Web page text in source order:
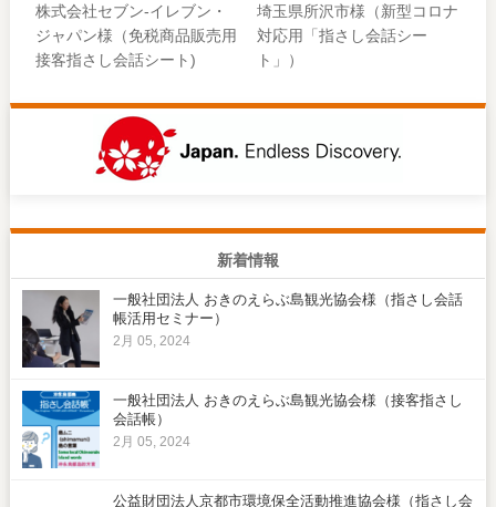
株式会社セブン‐イレブン・
ジャパン様（免税商品販売用
接客指さし会話シート)
埼玉県所沢市様（新型コロナ
対応用「指さし会話シー
ト」）
新着情報
一般社団法人 おきのえらぶ島観光協会様（指さし会話
帳活用セミナー）
2月 05, 2024
一般社団法人 おきのえらぶ島観光協会様（接客指さし
会話帳）
2月 05, 2024
公益財団法人京都市環境保全活動推進協会様（指さし会